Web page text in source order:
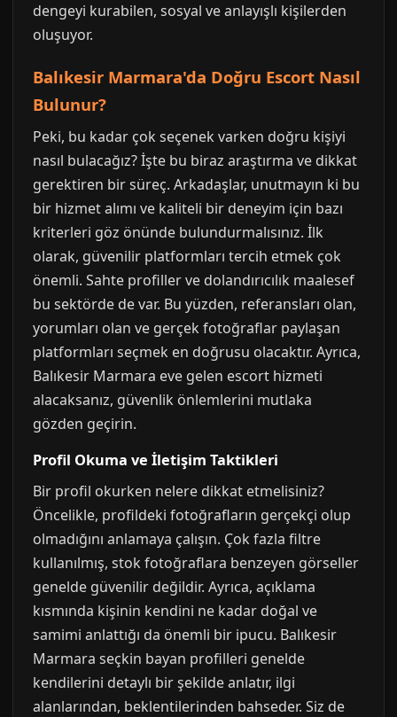
dengeyi kurabilen, sosyal ve anlayışlı kişilerden
oluşuyor.
Balıkesir Marmara'da Doğru Escort Nasıl
Bulunur?
Peki, bu kadar çok seçenek varken doğru kişiyi
nasıl bulacağız? İşte bu biraz araştırma ve dikkat
gerektiren bir süreç. Arkadaşlar, unutmayın ki bu
bir hizmet alımı ve kaliteli bir deneyim için bazı
kriterleri göz önünde bulundurmalısınız. İlk
olarak, güvenilir platformları tercih etmek çok
önemli. Sahte profiller ve dolandırıcılık maalesef
bu sektörde de var. Bu yüzden, referansları olan,
yorumları olan ve gerçek fotoğraflar paylaşan
platformları seçmek en doğrusu olacaktır. Ayrıca,
Balıkesir Marmara eve gelen escort hizmeti
alacaksanız, güvenlik önlemlerini mutlaka
gözden geçirin.
Profil Okuma ve İletişim Taktikleri
Bir profil okurken nelere dikkat etmelisiniz?
Öncelikle, profildeki fotoğrafların gerçekçi olup
olmadığını anlamaya çalışın. Çok fazla filtre
kullanılmış, stok fotoğraflara benzeyen görseller
genelde güvenilir değildir. Ayrıca, açıklama
kısmında kişinin kendini ne kadar doğal ve
samimi anlattığı da önemli bir ipucu. Balıkesir
Marmara seçkin bayan profilleri genelde
kendilerini detaylı bir şekilde anlatır, ilgi
alanlarından, beklentilerinden bahseder. Siz de